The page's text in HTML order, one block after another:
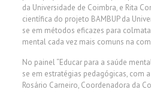
da Universidade de Coimbra, e Rita
científica do projeto BAMBUP da
se em métodos eficazes para
mental cada vez mais comuns na
No painel “Educar para a saúde
se em estratégias pedagógicas, com
Rosário Carneiro, Coordenadora da